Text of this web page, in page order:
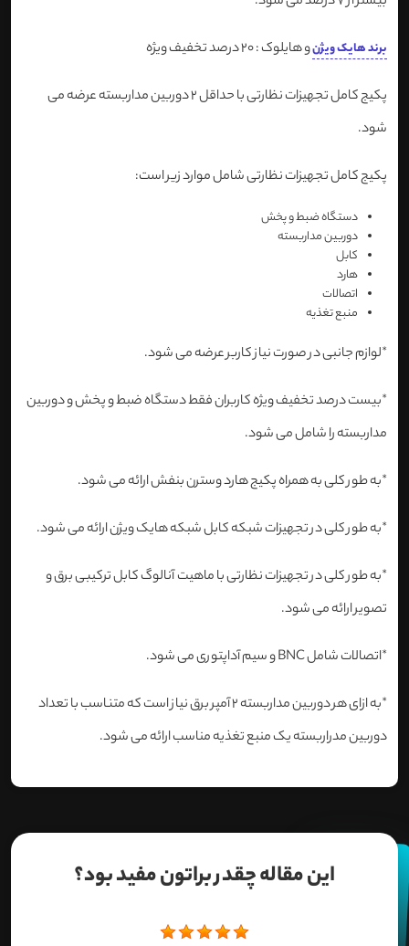
برند هایک ویژنو هایلوک : 20 درصد تخفیف ویژه
پکیج کامل تجهیزات نظارتی با حداقل 2 دوربین مداربسته عرضه می
شود.
پکیج کامل تجهیزات نظارتی شامل موارد زیر است:
دستگاه ضبط و پخش
دوربین مداربسته
کابل
هارد
اتصالات
منبع تغذیه
*لوازم جانبی در صورت نیاز کاربر عرضه می شود.
*بیست درصد تخفیف ویژه کاربران فقط دستگاه ضبط و پخش و دوربین
مداربسته را شامل می شود.
*به طور کلی به همراه پکیج هارد وسترن بنفش ارائه می شود.
*به طور کلی در تجهیزات شبکه کابل شبکه هایک ویژن ارائه می شود.
*به طور کلی در تجهیزات نظارتی با ماهیت آنالوگ کابل ترکیبی برق و
تصویر ارائه می شود.
*اتصالات شامل BNC و سیم آداپتوری می شود.
*به ازای هر دوربین مداربسته 2 آمپر برق نیاز است که متناسب با تعداد
دوربین مدراربسته یک منبع تغذیه مناسب ارائه می شود.
این مقاله چقدر براتون مفید بود؟